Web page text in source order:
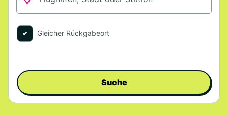
Gleicher Rückgabeort
Suche